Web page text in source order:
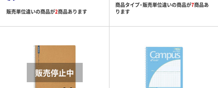
販売単位違いの商品が2商品あります
商品タイプ・販売単位違いの商品が7商品あ
ります